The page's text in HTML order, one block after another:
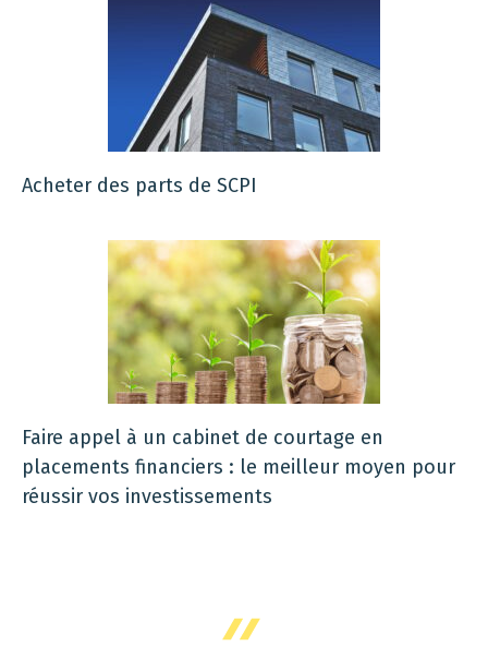
Acheter des parts de SCPI
Faire appel à un cabinet de courtage en
placements financiers : le meilleur moyen pour
réussir vos investissements